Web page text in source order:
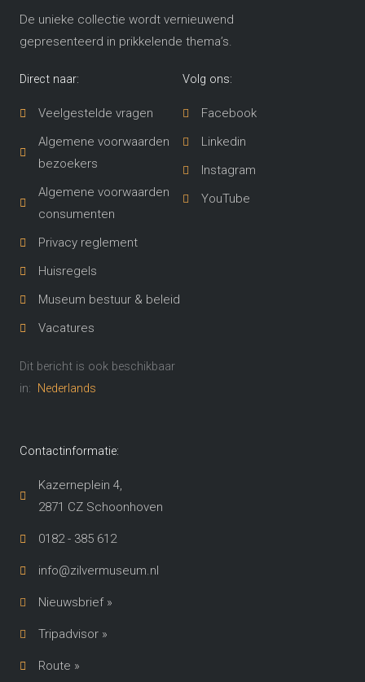
De unieke collectie wordt vernieuwend
gepresenteerd in prikkelende thema’s​.
Direct naar:
Veelgestelde vragen
Algemene voorwaarden
bezoekers
Algemene voorwaarden
consumenten
Privacy reglement
Huisregels
Museum bestuur & beleid
Vacatures
Dit bericht is ook beschikbaar
in:
Nederlands
Volg ons:
Facebook
Linkedin
Instagram
YouTube
Contactinformatie:
Kazerneplein 4,
2871 CZ Schoonhoven​
0182 - 385 612
info@zilvermuseum.nl
Nieuwsbrief »
Tripadvisor »
Route »